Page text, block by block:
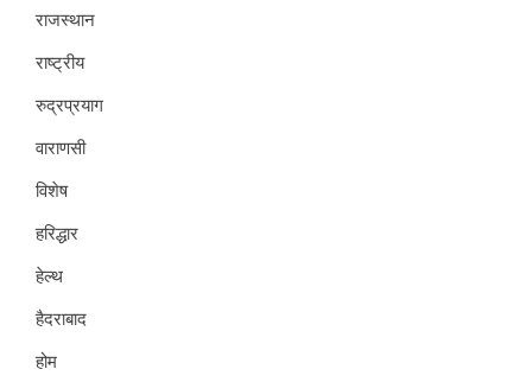
राजस्थान
राष्ट्रीय
रुद्रप्रयाग
वाराणसी
विशेष
हरिद्धार
हेल्थ
हैदराबाद
होम